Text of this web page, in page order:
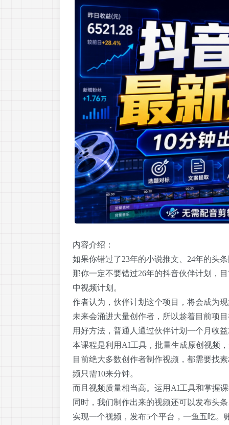
内容介绍：
如果你错过了23年的小说推文、24年的头
那你一定不要错过26年的抖音伙伴计划，
中视频计划。
作者认为，伙伴计划这个项目，将会成为
未来会涌进大量创作者，所以趁着目前项
用好方法，普通人通过伙伴计划一个月收
本课程是利用AI工具，批量生成原创视频
目前绝大多数创作者制作视频，都需要找
频只需10来分钟。
而且视频质量相当高。运用AI工具和掌握
同时，我们制作出来的视频还可以发布头
实现一个视频，发布5个平台，一鱼五吃